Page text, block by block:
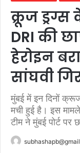
क्रूज
DRI की
हेरोइन
सांघवी
मुंबई में इन दिनों
मची हुई है। इस
टीम ने मुंबई पोर्ट पर